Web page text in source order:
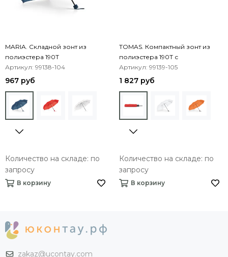
MARIA. Складной зонт из
полиэстера 190T
Артикул: 99138-104
967 руб
Количество на складе: по
запросу
В корзину
TOMAS. Компактный зонт из
полиэстера 190T с
автоматическим раскрытием
Артикул: 99139-105
1 827 руб
Количество на складе: по
запросу
В корзину
zakaz@ucontay.com